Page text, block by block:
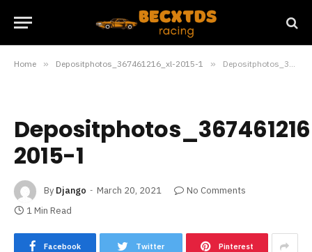
Home » Depositphotos_367461216_xl-2015-1 » Depositphotos_367461216_xl-2015-1
2015-1
By Django March 20, 2021
No Comments
1 Min Read
Facebook Twitter Pinterest